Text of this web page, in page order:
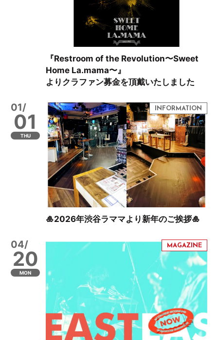
『Restroom of the Revolution〜Sweet
Home La.mama〜』
よりクラファン募金を頂戴いたしました
01/
01
THU
🎍2026年渋谷ラママより新年のご挨拶🎍
04/
20
MON